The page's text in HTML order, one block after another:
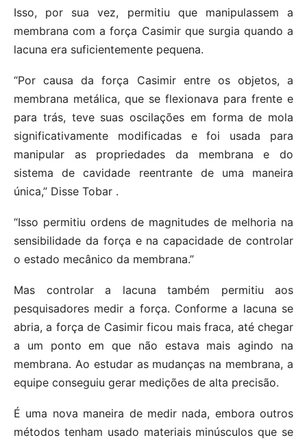
Isso, por sua vez, permitiu que manipulassem a
membrana com a força Casimir que surgia quando a
lacuna era suficientemente pequena.
“Por causa da força Casimir entre os objetos, a
membrana metálica, que se flexionava para frente e
para trás, teve suas oscilações em forma de mola
significativamente modificadas e foi usada para
manipular as propriedades da membrana e do
sistema de cavidade reentrante de uma maneira
única,” Disse Tobar .
“Isso permitiu ordens de magnitudes de melhoria na
sensibilidade da força e na capacidade de controlar
o estado mecânico da membrana.”
Mas controlar a lacuna também permitiu aos
pesquisadores medir a força. Conforme a lacuna se
abria, a força de Casimir ficou mais fraca, até chegar
a um ponto em que não estava mais agindo na
membrana. Ao estudar as mudanças na membrana, a
equipe conseguiu gerar medições de alta precisão.
É uma nova maneira de medir nada, embora outros
métodos tenham usado materiais minúsculos que se